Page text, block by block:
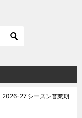
2026-27 シーズン営業期